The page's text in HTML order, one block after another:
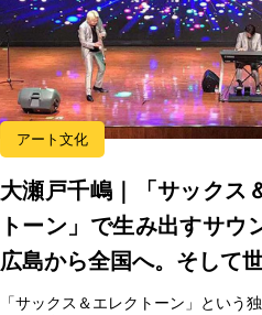
アート文化
大瀬戸千嶋｜「サックス
トーン」で生み出すサウ
広島から全国へ。そして
「サックス＆エレクトーン」という